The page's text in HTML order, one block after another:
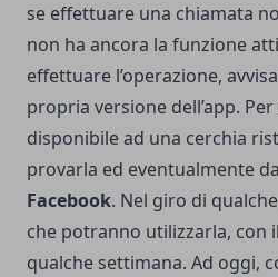
se effettuare una chiamata
non ha ancora la funzione
effettuare l’operazione,
propria versione dell’app.
disponibile ad una cerchia
provarla ed eventualmente
Facebook. Nel giro di
che potranno utilizzarla, con
qualche settimana. Ad oggi,